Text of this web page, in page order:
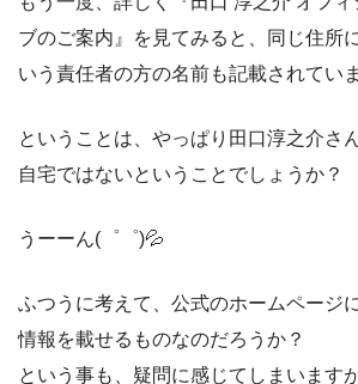
ブのご案内』を見てみると、同じ住所
いう責任者の方の名前も記載されてい
ということは、やっぱり田口淳之介さ
自宅ではないということでしょうか？
うーーん(゜゜)💦
ふつうに考えて、公式のホームページ
情報を載せるものなのだろうか？
という事も、疑問に感じてしまいます